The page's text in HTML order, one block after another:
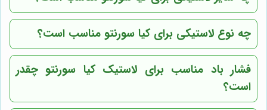
چه نوع لاستیکی برای کیا سورنتو مناسب است؟
فشار باد مناسب برای لاستیک کیا سورنتو چقدر
است؟